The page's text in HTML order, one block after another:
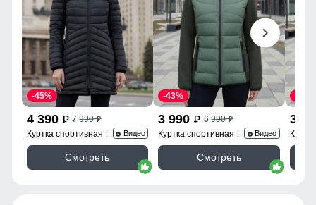
4 390 p 7 990p
-45%
Куртка спортивная 9628_1Ch
Видео
Смотреть
3 990 p 6 990p
-43%
Куртка спортивная 9630_1Kh
Видео
Смотреть
3